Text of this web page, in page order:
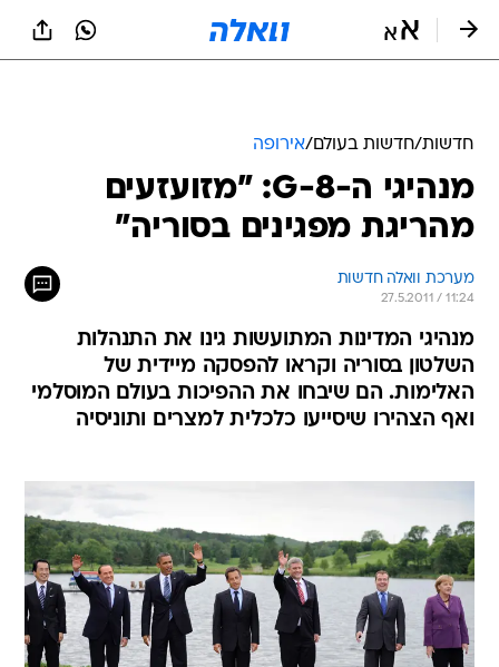
חדשות/חדשות בעולם/אירופה
מנהיגי ה-G-8: "מזועזעים
מהריגת מפגינים בסוריה"
מערכת וואלה חדשות
27.5.2011 / 11:24
מנהיגי המדינות המתועשות גינו את התנהלות
השלטון בסוריה וקראו להפסקה מיידית של
האלימות. הם שיבחו את ההפיכות בעולם המוסלמי
ואף הצהירו שיסייעו כלכלית למצרים ותוניסיה